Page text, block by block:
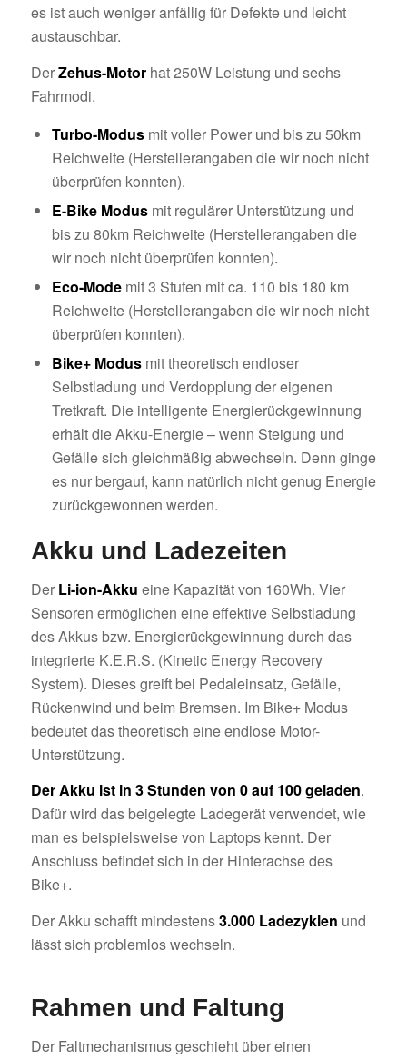
es ist auch weniger anfällig für Defekte und leicht
austauschbar.
DerZehus-Motorhat 250W Leistung und sechs
Fahrmodi.
Turbo-Modusmit voller Power und bis zu 50km
Reichweite (Herstellerangaben die wir noch nicht
überprüfen konnten).
E-Bike Modusmit regulärer Unterstützung und
bis zu 80km Reichweite (Herstellerangaben die
wir noch nicht überprüfen konnten).
Eco-Modemit 3 Stufen mit ca. 110 bis 180 km
Reichweite (Herstellerangaben die wir noch nicht
überprüfen konnten).
Bike+ Modusmit theoretisch endloser
Selbstladung und Verdopplung der eigenen
Tretkraft. Die intelligente Energierückgewinnung
erhält die Akku-Energie – wenn Steigung und
Gefälle sich gleichmäßig abwechseln. Denn ginge
es nur bergauf, kann natürlich nicht genug Energie
zurückgewonnen werden.
Akku und Ladezeiten
Der Li-ion-Akku eine Kapazität von 160Wh. Vier
Sensoren ermöglichen eine effektive Selbstladung
des Akkus bzw. Energierückgewinnung durch das
integrierte K.E.R.S. (Kinetic Energy Recovery
System). Dieses greift bei Pedaleinsatz, Gefälle,
Rückenwind und beim Bremsen. Im Bike+ Modus
bedeutet das theoretisch eine endlose Motor-
Unterstützung.
Der Akku ist in 3 Stunden von 0 auf 100 geladen.
Dafür wird das beigelegte Ladegerät verwendet, wie
man es beispielsweise von Laptops kennt. Der
Anschluss befindet sich in der Hinterachse des
Bike+.
Der Akku schafft mindestens3.000 Ladezyklen und
lässt sich problemlos wechseln.
Rahmen und Faltung
Der Faltmechanismus geschieht über einen